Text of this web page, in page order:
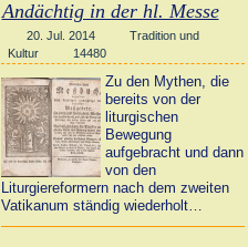
Andächtig in der hl. Messe
20. Jul. 2014
Tradition und
Kultur
14480
Zu den Mythen, die
bereits von der
liturgischen
Bewegung
aufgebracht und dann
von den
Liturgiereformern nach dem zweiten
Vatikanum ständig wiederholt…